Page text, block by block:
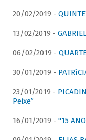
20/02/2019 -
13/02/2019 -
06/02/2019 -
30/01/2019 -
23/01/2019 -
Peixe”
16/01/2019 - "15